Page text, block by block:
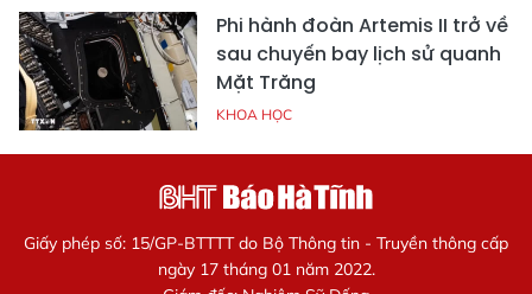
Phi hành đoàn Artemis II trở về
sau chuyến bay lịch sử quanh
Mặt Trăng
KHOA HỌC
Giấy phép số: 15/GP-BTTTT do Bộ Thông tin - Truyền thông cấp
ngày 17 tháng 01 năm 2022.